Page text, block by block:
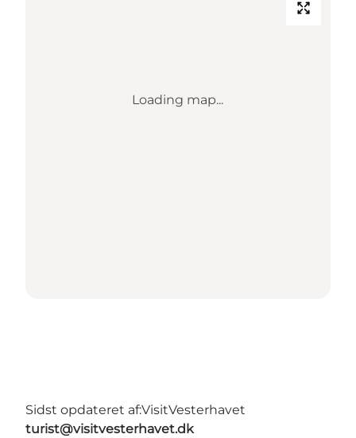
Loading map...
Sidst opdateret af:VisitVesterhavet
turist@visitvesterhavet.dk